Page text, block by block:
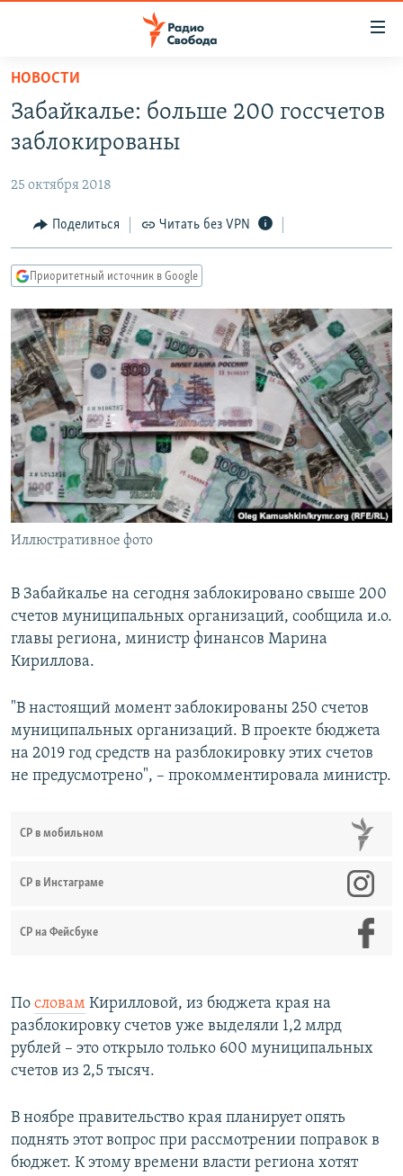
упрощенного
доступа
Вернуться
основному
Вернутся
главной
навигации
Вернутся
поиску
ПРОГРАММЫ
ПОДКАСТЫ
АВТОРСКИЕ ПРОЕКТЫ
ЦИТАТЫ СВОБОДЫ
МНЕНИЯ
IDEL.РЕАЛИИ
КАВКАЗ.РЕАЛИИ
СЕВЕР.РЕАЛИИ
СИБИРЬ.РЕАЛИИ
РАСПИСАНИЕ ВЕЩАНИЯ
ПОДПИШИТЕСЬ НА РАССЫЛКУ
СОЦИАЛЬНЫЕ СЕТИ
Все сайты РСЕ/РС
НОВОСТИ
Забайкалье: больше 200 госсчетов
заблокированы
25 октября 2018
Поделиться Читать без VPN
Приоритетный источник в Google
Иллюстративное фото
В Забайкалье на сегодня заблокировано свыше 200
счетов муниципальных организаций, сообщила и.о.
главы региона, министр финансов Марина
Кириллова.
"В настоящий момент заблокированы 250 счетов
муниципальных организаций. В проекте бюджета
на 2019 год средств на разблокировку этих счетов
не предусмотрено", – прокомментировала министр.
СР в мобильном
СР в Инстаграме
СР на Фейсбуке
По словам Кирилловой, из бюджета края на
разблокировку счетов уже выделяли 1,2 млрд
рублей – это открыло только 600 муниципальных
счетов из 2,5 тысяч.
В ноябре правительство края планирует опять
поднять этот вопрос при рассмотрении поправок в
бюджет. К этому времени власти региона хотят